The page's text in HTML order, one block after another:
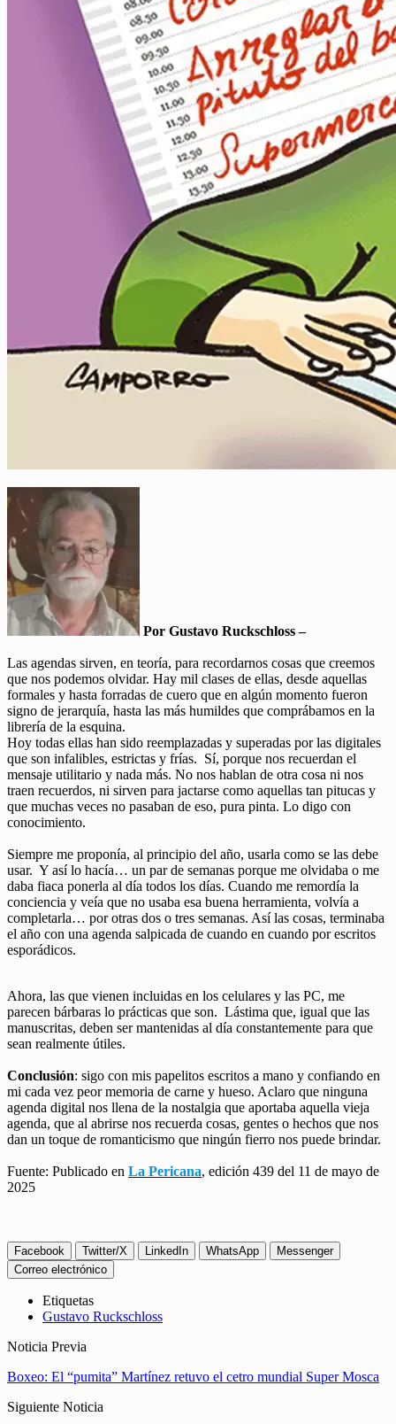
Por Gustavo Ruckschloss –
Las agendas sirven, en teoría, para recordarnos cosas que creemos
que nos podemos olvidar. Hay mil clases de ellas, desde aquellas
formales y hasta forradas de cuero que en algún momento fueron
signo de jerarquía, hasta las más humildes que comprábamos en la
librería de la esquina.
Hoy todas ellas han sido reemplazadas y superadas por las digitales
que son infalibles, estrictas y frías. Sí, porque nos recuerdan el
mensaje utilitario y nada más. No nos hablan de otra cosa ni nos
traen recuerdos, ni sirven para jactarse como aquellas tan pitucas y
que muchas veces no pasaban de eso, pura pinta. Lo digo con
conocimiento.
Siempre me proponía, al principio del año, usarla como se las debe
usar. Y así lo hacía… un par de semanas porque me olvidaba o me
daba fiaca ponerla al día todos los días. Cuando me remordía la
conciencia y veía que no usaba esa buena herramienta, volvía a
completarla… por otras dos o tres semanas. Así las cosas, terminaba
el año con una agenda salpicada de cuando en cuando por escritos
esporádicos.
Ahora, las que vienen incluidas en los celulares y las PC, me
parecen bárbaras lo prácticas que son. Lástima que, igual que las
manuscritas, deben ser mantenidas al día constantemente para que
sean realmente útiles.
Conclusión: sigo con mis papelitos escritos a mano y confiando en
mi cada vez peor memoria de carne y hueso. Aclaro que ninguna
agenda digital nos llena de la nostalgia que aportaba aquella vieja
agenda, que al abrirse nos recuerda cosas, gentes o hechos que nos
dan un toque de romanticismo que ningún fierro nos puede brindar.
Fuente: Publicado en La Pericana, edición 439 del 11 de mayo de
2025
Facebook Twitter/X LinkedIn WhatsApp
Messenger
Correo electrónico
Etiquetas
Gustavo Ruckschloss
Noticia Previa
Boxeo: El “pumita” Martínez retuvo el cetro mundial Super Mosca
Siguiente Noticia